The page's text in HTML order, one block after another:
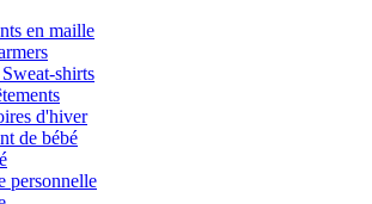
en maille
shirts
d'hiver
de bébé
personnelle